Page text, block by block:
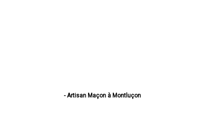
- Artisan Maçon à Montluçon